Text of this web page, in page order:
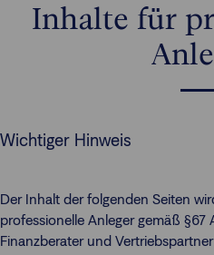
Inhalte für
Wichtiger Hinweis
Der Inhalt der folgenden Seiten
professionelle Anleger gemäß §67
Finanzberater und